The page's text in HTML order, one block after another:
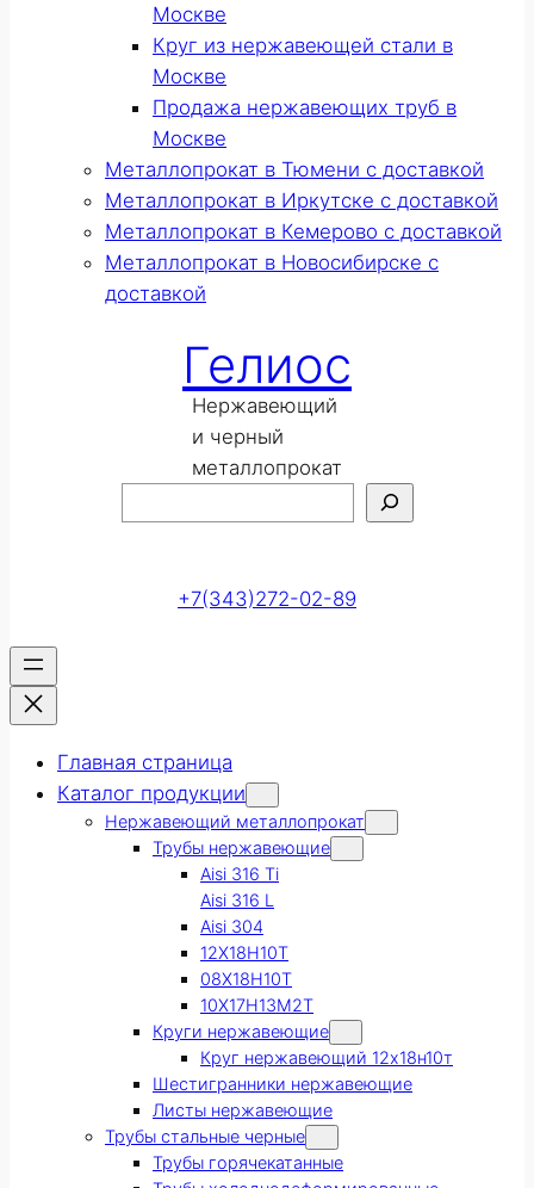
Москве
Круг из нержавеющей стали в
Москве
Продажа нержавеющих труб в
Москве
Металлопрокат в Тюмени с доставкой
Металлопрокат в Иркутске с доставкой
Металлопрокат в Кемерово с доставкой
Металлопрокат в Новосибирске с
доставкой
Гелиос
Нержавеющий
и черный
металлопрокат
+7(343)272-02-89
Главная страница
Каталог продукции
Нержавеющий металлопрокат
Трубы нержавеющие
Aisi 316 Ti
Aisi 316 L
Aisi 304
12Х18Н10Т
08Х18Н10Т
10Х17Н13М2Т
Круги нержавеющие
Круг нержавеющий 12х18н10т
Шестигранники нержавеющие
Листы нержавеющие
Трубы стальные черные
Трубы горячекатанные